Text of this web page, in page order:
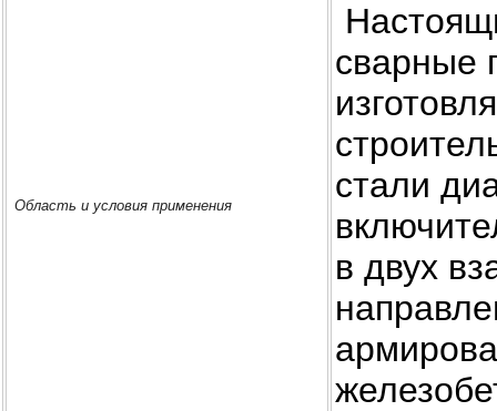
Область и условия применения
сварные
стали
в двух